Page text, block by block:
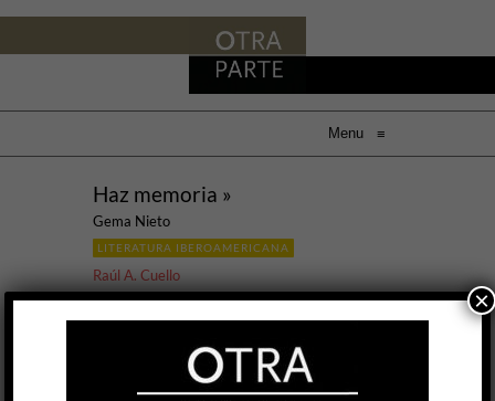
Menu ≡
Haz memoria »
Gema Nieto
LITERATURA IBEROAMERICANA
Raúl A. Cuello
23 JUL, 2020
a sus lectores una dice que “está especializada
[en] temática LGBTI, feminismo y género”; otra
×